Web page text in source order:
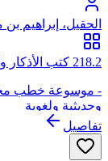
الحقيل، إبراهيم
218.2 كتب الأذكار والشعائر
- موسوعة خطب
وحديثية ولغوية
تفاصيل